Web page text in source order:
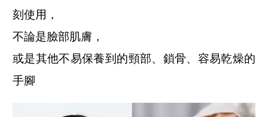
刻使用，
不論是臉部肌膚，
或是其他不易保養到的頸部、鎖骨、容易乾燥的
手腳